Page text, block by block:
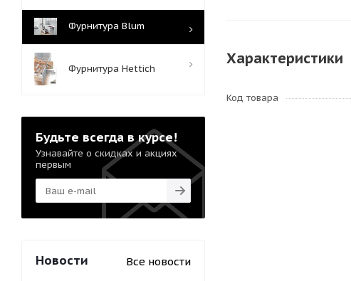
Характеристики
Код товара
Фурнитура Blum
Фурнитура Hettich
Будьте всегда в курсе!
Узнавайте о скидках и акциях
первым
Новости Все новости